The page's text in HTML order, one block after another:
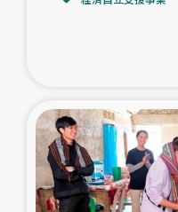
コー
アイナロ県マウ